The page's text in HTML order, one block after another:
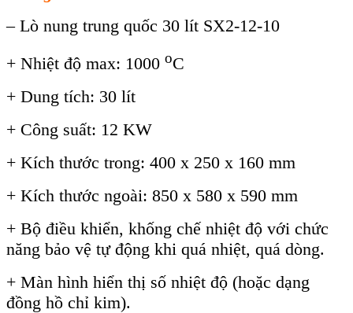
– Lò nung trung quốc 30 lít SX2-12-10
+ Nhiệt độ max: 1000 oC
+ Dung tích: 30 lít
+ Công suất: 12 KW
+ Kích thước trong: 400 x 250 x 160 mm
+ Kích thước ngoài: 850 x 580 x 590 mm
+ Bộ điều khiển, khống chế nhiệt độ với chức
năng bảo vệ tự động khi quá nhiệt, quá dòng.
+ Màn hình hiển thị số nhiệt độ (hoặc dạng
đồng hồ chỉ kim).